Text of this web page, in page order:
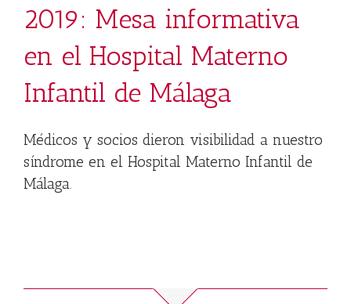
2019: Mesa informativa
en el Hospital Materno
Infantil de Málaga
Médicos y socios dieron visibilidad a nuestro
síndrome en el Hospital Materno Infantil de
Málaga.